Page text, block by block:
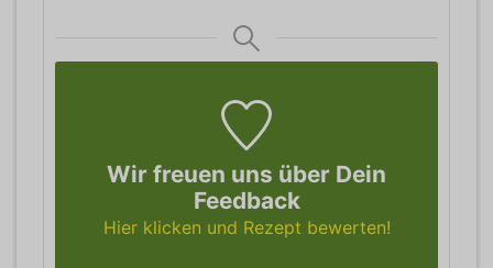
Wir freuen uns über Dein
Feedback
Hier klicken und Rezept bewerten!